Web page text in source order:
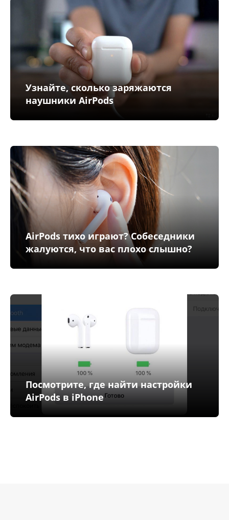
Узнайте, сколько заряжаются
наушники AirPods
AirPods тихо играют? Собеседники
жалуются, что вас плохо слышно?
Посмотрите, где найти настройки
AirPods в iPhone